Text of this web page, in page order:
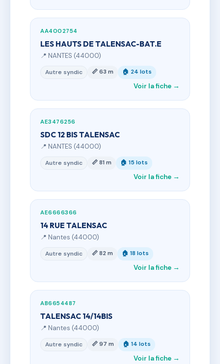
AA4002754
LES HAUTS DE TALENSAC-BAT.E
📍 NANTES (44000)
Autre syndic 📏 63 m 🏠 24 lots
Voir la fiche →
AE3476256
SDC 12 BIS TALENSAC
📍 NANTES (44000)
Autre syndic 📏 81 m 🏠 15 lots
Voir la fiche →
AE6666366
14 RUE TALENSAC
📍 Nantes (44000)
Autre syndic 📏 82 m 🏠 18 lots
Voir la fiche →
AB6654487
TALENSAC 14/14BIS
📍 Nantes (44000)
Autre syndic 📏 97 m 🏠 14 lots
Voir la fiche →